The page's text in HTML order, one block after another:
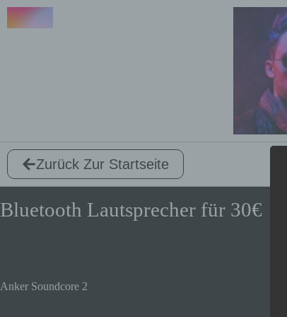
Zurück Zur Startseite
Bluetooth Lautsprecher für 30€
Anker Soundcore 2